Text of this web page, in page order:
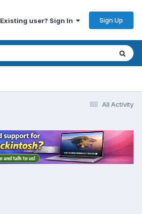
Existing user? Sign In Sign Up
All Activity